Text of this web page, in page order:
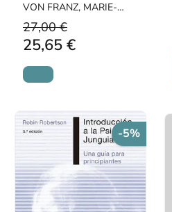
VON FRANZ, MARIE-
LOUISE
27,00 €
25,65 €
-5%